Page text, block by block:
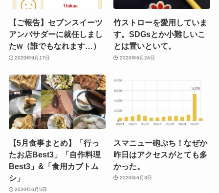
【ご報告】セブンスイーツ
アンバサダーに就任しまし
たw（誰でもなれます…）
2020年9月17日
竹ストローを愛用していま
す。SDGsとか小難しいこ
とは置いといて。
2020年6月24日
【5月食事まとめ】「行っ
たお店Best3」「自作料理
Best3」&「食用カブトム
シ」
2020年6月5日
スマニュー砲ぷち！なぜか
昨日はアクセスがとても多
かった。
2020年6月3日